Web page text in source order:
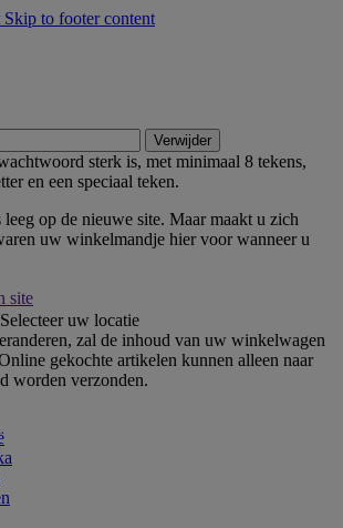
Skip to footer content
Verwijder
sterk is, met minimaal 8 tekens,
en een speciaal teken.
op de nieuwe site. Maar maakt u zich
uw winkelmandje hier voor wanneer u
site
Selecteer uw locatie
zal de inhoud van uw winkelwagen
gekochte artikelen kunnen alleen naar
worden verzonden.